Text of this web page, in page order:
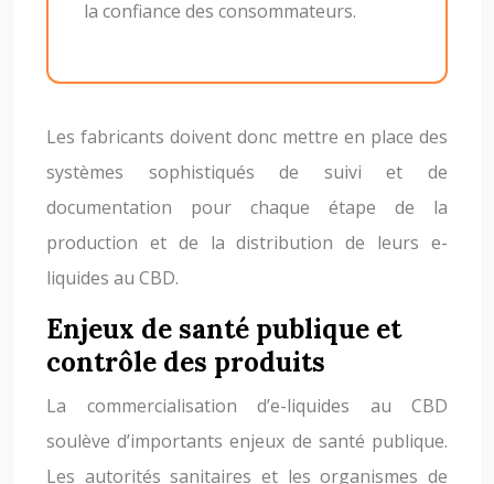
la confiance des consommateurs.
Les fabricants doivent donc mettre en place des
systèmes sophistiqués de suivi et de
documentation pour chaque étape de la
production et de la distribution de leurs e-
liquides au CBD.
Enjeux de santé publique et
contrôle des produits
La commercialisation d’e-liquides au CBD
soulève d’importants enjeux de santé publique.
Les autorités sanitaires et les organismes de